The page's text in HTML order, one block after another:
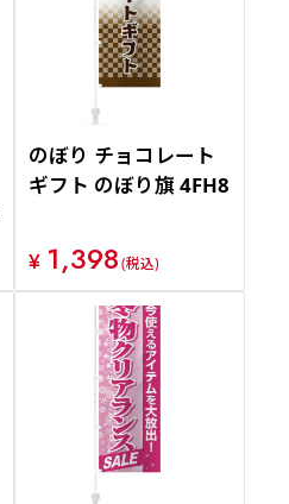
のぼり チョコレート
ギフト のぼり旗 4FH8
¥ 1,398(税込)